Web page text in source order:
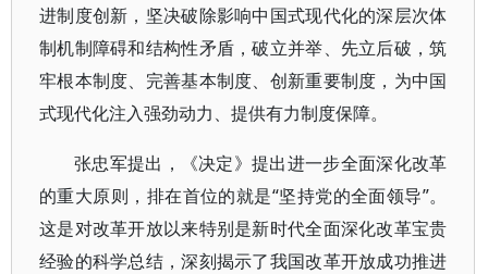
进制度创新，坚决破除影响中国式现代化的深层次体
制机制障碍和结构性矛盾，破立并举、先立后破，筑
牢根本制度、完善基本制度、创新重要制度，为中国
式现代化注入强劲动力、提供有力制度保障。
张忠军提出，《决定》提出进一步全面深化改革
的重大原则，排在首位的就是“坚持党的全面领导”。
这是对改革开放以来特别是新时代全面深化改革宝贵
经验的科学总结，深刻揭示了我国改革开放成功推进